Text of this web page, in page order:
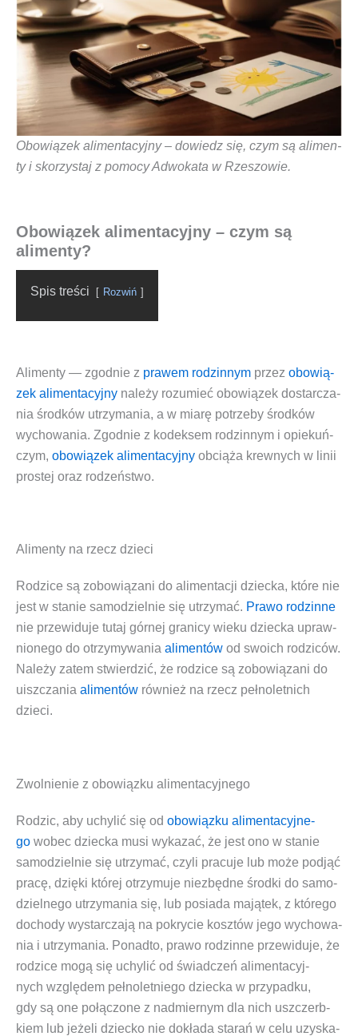
Obo­wią­zek ali­men­ta­cyj­ny – dowiedz się, czym są ali­men­
ty i sko­rzy­staj z pomo­cy Adwo­ka­ta w Rzeszowie.
Obowiązek alimentacyjny – czym są
alimenty?
Spis tre­ści Roz­wiń
Ali­men­ty — zgod­nie z pra­wem rodzin­nym przez obo­wią­
zek ali­men­ta­cyj­ny nale­ży rozu­mieć obo­wią­zek dostar­cza­
nia środ­ków utrzy­ma­nia, a w mia­rę potrze­by środ­ków
wycho­wa­nia. Zgod­nie z kodek­sem rodzin­nym i opie­kuń­
czym, obo­wią­zek ali­men­ta­cyj­ny obcią­ża krew­nych w linii
pro­stej oraz rodzeństwo.
Alimenty na rzecz dzieci
Rodzi­ce są zobo­wią­za­ni do ali­men­ta­cji dziec­ka, któ­re nie
jest w sta­nie samo­dziel­nie się utrzy­mać. Pra­wo rodzin­ne
nie prze­wi­du­je tutaj gór­nej gra­ni­cy wie­ku dziec­ka upraw­
nio­ne­go do otrzy­my­wa­nia ali­men­tów od swo­ich rodzi­ców.
Nale­ży zatem stwier­dzić, że rodzi­ce są zobo­wią­za­ni do
uisz­cza­nia ali­men­tów rów­nież na rzecz peł­no­let­nich
dzieci.
Zwolnienie z obowiązku alimentacyjnego
Rodzic, aby uchy­lić się od obo­wiąz­ku ali­men­ta­cyj­ne­
go wobec dziec­ka musi wyka­zać, że jest ono w sta­nie
samo­dziel­nie się utrzy­mać, czy­li pra­cu­je lub może pod­jąć
pra­cę, dzię­ki któ­rej otrzy­mu­je nie­zbęd­ne środ­ki do samo­
dziel­ne­go utrzy­ma­nia się, lub posia­da mają­tek, z któ­re­go
docho­dy wystar­cza­ją na pokry­cie kosz­tów jego wycho­wa­
nia i utrzy­ma­nia. Ponad­to, pra­wo rodzin­ne prze­wi­du­je, że
rodzi­ce mogą się uchy­lić od świad­czeń ali­men­ta­cyj­
nych wzglę­dem peł­no­let­nie­go dziec­ka w przy­pad­ku,
gdy są one połą­czo­ne z nad­mier­nym dla nich uszczerb­
kiem lub jeże­li dziec­ko nie dokła­da sta­rań w celu uzy­ska­